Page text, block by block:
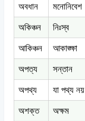
অবধান
মনোনিবেশ
অকিঞ্চন
নিঃস্ব
আকিঞ্চন
আকাঙ্ক্ষা
অপত্য
সন্তান
অপথ্য
যা পথ্য নয়
অশক্ত
অক্ষম